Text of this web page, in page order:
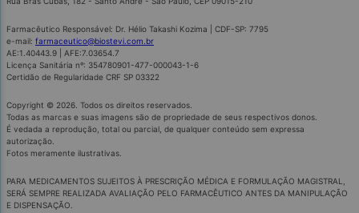
Farmacêutico Responsável: Dr. Hélio Takashi Kozima | CDF-SP: 7795
e-mail: farmaceutico@biostevi.com.br
AE:1.40443.9 | AFE:7.03654.7
Licença Sanitária nº: 354780901-477-000043-1-6
Certidão de Regularidade CRF SP 03322
Copyright © 2026. Todos os direitos reservados.
Todas as marcas e suas imagens são de propriedade de seus respectivos donos.
É vedada a reprodução, total ou parcial, de qualquer conteúdo sem expressa
autorização.
Fotos meramente ilustrativas.
PARA MEDICAMENTOS SUJEITOS À PRESCRIÇÃO MÉDICA E FORMULAÇÃO MAGISTRAL,
SERÁ SEMPRE REALIZADA AVALIAÇÃO PELO FARMACÊUTICO ANTES DA MANIPULAÇÃO
E DISPENSAÇÃO.